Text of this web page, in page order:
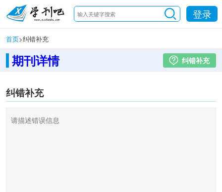
登录
首页>纠错补充
期刊详情 纠错补充
纠错补充